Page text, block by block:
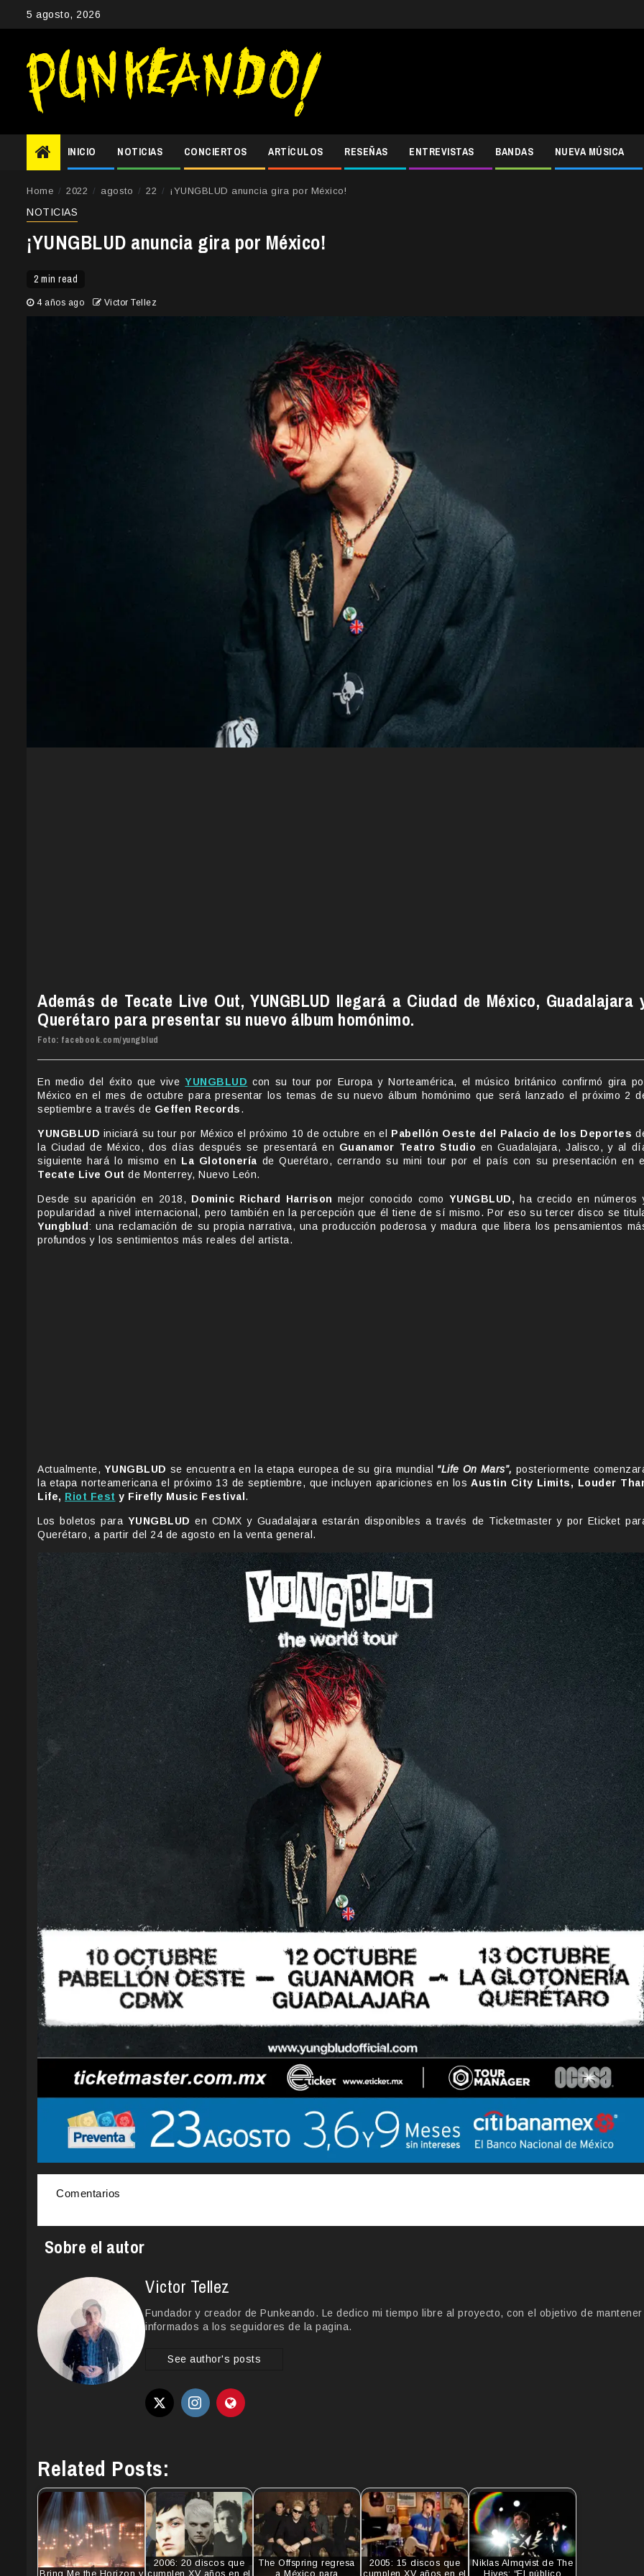
5 agosto, 2026
INICIO NOTICIAS CONCIERTOS ARTÍCULOS RESEÑAS ENTREVISTAS BANDAS NUEVA MÚSICA
Home 2022 agosto 22 ¡YUNGBLUD anuncia gira por México!
NOTICIAS
¡YUNGBLUD anuncia gira por México!
2 min read
4 años ago Victor Tellez
Además de Tecate Live Out, YUNGBLUD llegará a Ciudad de México, Guadalajara
Querétaro para presentar su nuevo álbum homónimo.
Foto: facebook.com/yungblud
En medio del éxito que viveYUNGBLUD con su tour por Europa y Norteamérica, el músico británico confirmó gira
México en el mes de octubre para presentar los temas de su nuevo álbum homónimo que será lanzado el próximo 2
septiembre a través de Geffen Records.
YUNGBLUD iniciará su tour por México el próximo 10 de octubre en el Pabellón Oeste del Palacio de los Deportes
la Ciudad de México, dos días después se presentará en Guanamor Teatro Studio en Guadalajara, Jalisco, y al
siguiente hará lo mismo en La Glotonería de Querétaro, cerrando su mini tour por el país con su presentación en el
Tecate Live Out de Monterrey, Nuevo León.
Desde su aparición en 2018, Dominic Richard Harrison mejor conocido como YUNGBLUD,
ha crecido en números
popularidad a nivel internacional, pero también en la percepción que él tiene de sí mismo. Por eso su tercer disco se
Yungblud : una reclamación de su propia narrativa, una producción poderosa y madura que libera los pensamientos
profundos y los sentimientos más reales del artista.
Actualmente, YUNGBLUD se encuentra en la etapa europea de su gira mundial “Life On Mars”, posteriormente
la etapa norteamericana el próximo 13 de septiembre, que incluyen apariciones en losAustin City Limits, Louder
Life, Riot Fest y Firefly Music Festival .
Los boletos para YUNGBLUDen CDMX y Guadalajara estarán disponibles a través de Ticketmaster y por Eticket
Querétaro, a partir del 24 de agosto en la venta general.
Comentarios
Sobre el autor
Victor Tellez
Fundador y creador de Punkeando. Le dedico mi tiempo libre al proyecto, con el objetivo de mantener
informados a los seguidores de la pagina.
See author's posts
Related Posts:
Bring Me the Horizon y
2006: 20 discos que
cumplen XV años en el
The Offspring regresa
a México para
2005: 15 discos que
cumplen XV años en el
Niklas Almqvist de The
Hives: “El público